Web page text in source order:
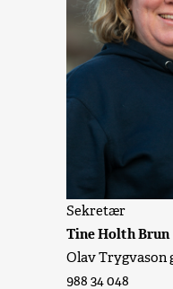
Sekretær
Tine Holth Brun
Olav Trygvason
988 34 048